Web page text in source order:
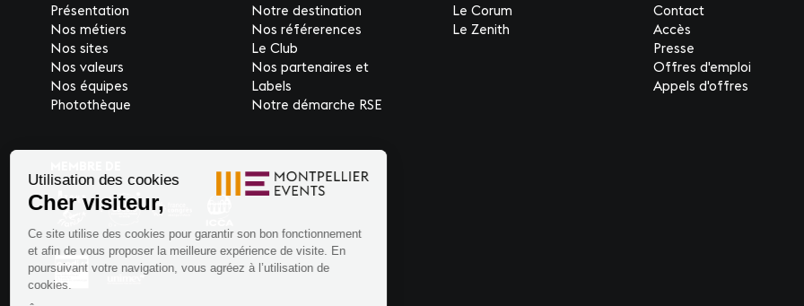
Présentation
Nos métiers
Nos sites
Nos valeurs
Nos équipes
Photothèque
Notre destination
Nos référerences
Le Club
Nos partenaires et
Labels
Notre démarche RSE
Le Corum
Le Zenith
Contact
Accès
Presse
Offres d'emploi
Appels d'offres
Utilisation des cookies
Cher visiteur,
Ce site utilise des cookies pour garantir son bon fonctionnement
et afin de vous proposer la meilleure expérience de visite. En
poursuivant votre navigation, vous agréez à l’utilisation de
cookies.